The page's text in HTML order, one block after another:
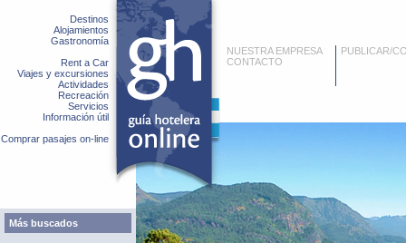
Destinos
Alojamientos
Gastronomía
Rent a Car
Viajes y excursiones
Actividades
Recreación
Servicios
Información útil
Comprar pasajes on-line
Más buscados
NUESTRA EMPRESA
CONTACTO
PUBLICAR/